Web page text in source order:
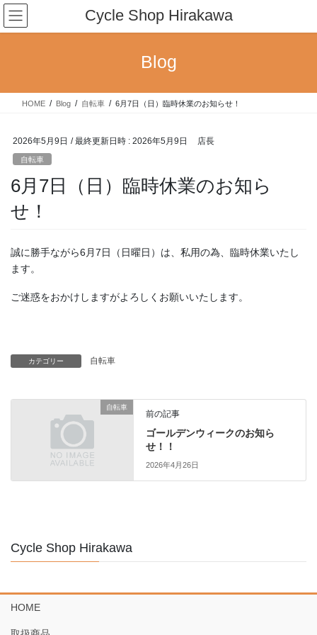
コ
ン
テ
ス
ナ
ビ
ゲ
ン
Cycle Shop Hirakawa
Blog
HOME Blog 自転車 6月7日（日）臨時休業のお知らせ！
2026年5月9日 / 最終更新日時 : 2026年5月9日 店長
自転車
6月7日（日）臨時休業のお知ら
せ！
誠に勝手ながら6月7日（日曜日）は、私用の為、臨時休業いたし
ます。
ご迷惑をおかけしますがよろしくお願いいたします。
カテゴリー 自転車
自転車
前の記事
ゴールデンウィークのお知ら
せ！！
2026年4月26日
Cycle Shop Hirakawa
HOME